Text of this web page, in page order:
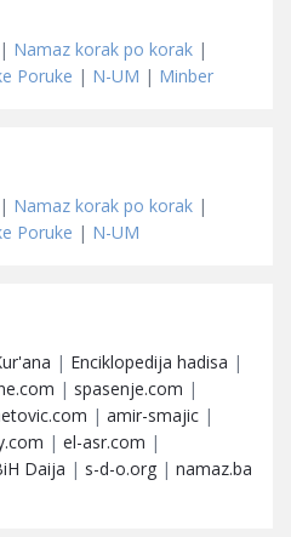
| Namaz korak po korak |
Poruke | N-UM | Minber
| Namaz korak po korak |
Poruke | N-UM
| Enciklopedija hadisa |
| spasenje.com |
| amir-smajic |
| el-asr.com |
Daija | s-d-o.org | namaz.ba